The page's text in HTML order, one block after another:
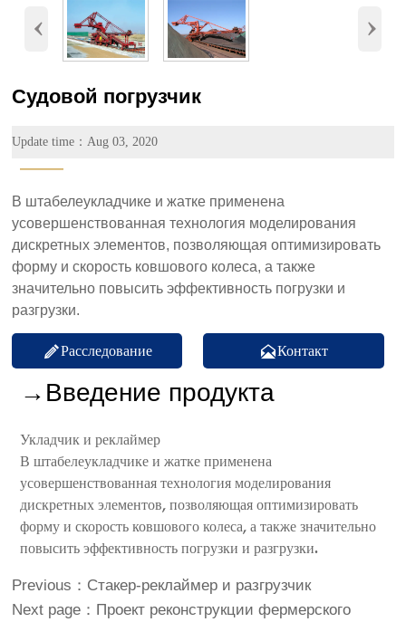
‹ ›
Судовой погрузчик
Update time：Aug 03, 2020
———
В штабелеукладчике и жатке применена
усовершенствованная технология моделирования
дискретных элементов, позволяющая оптимизировать
форму и скорость ковшового колеса, а также
значительно повысить эффективность погрузки и
разгрузки.
Расследование Контакт
→Введение продукта
Укладчик и реклаймер
В штабелеукладчике и жатке применена
усовершенствованная технология моделирования
дискретных элементов, позволяющая оптимизировать
форму и скорость ковшового колеса, а также значительно
повысить эффективность погрузки и разгрузки.
Previous： Стакер-реклаймер и разгрузчик
Next page： Проект реконструкции фермерского